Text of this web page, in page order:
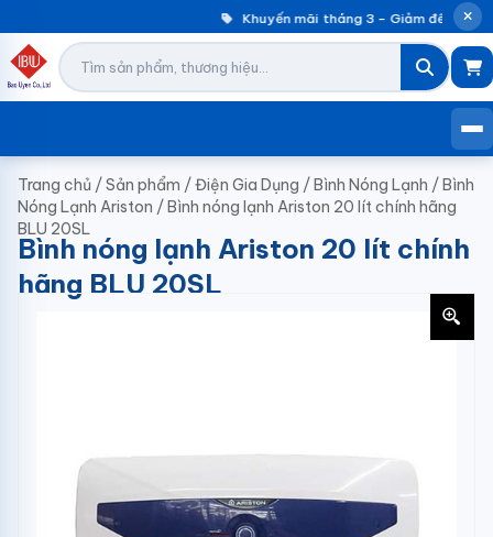
Khuyến mãi tháng 3 – Giảm đến
Trang chủ /Sản phẩm /Điện Gia Dụng /Bình Nóng Lạnh /Bình
Nóng Lạnh Ariston /Bình nóng lạnh Ariston 20 lít chính hãng
BLU 20SL
Bình nóng lạnh Ariston 20 lít chính
hãng BLU 20SL